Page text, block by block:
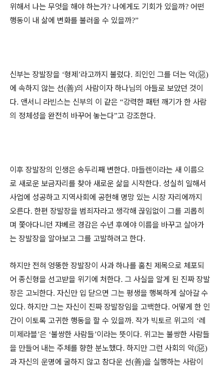
위해서 나는 무엇을 해야 하는가? 나에게도 기회가 있을까? 어떤
행동이 내 삶에 변화를 불러올 수 있을까?”
신부는 장발장을 ‘형제 ’라고까지 불렀다. 죄인인 그를 더는 악(惡)
에 속하지 않는 선(善)의 사람이자 하나님의 아들로 보았던 것이
다. 앤서니 라빈스는 신부의 이 같은 “강력한 패턴 깨기가 한 사람
의 정체성을 완전히 바꾸어 놓는다”고 강조한다.
이후 장발장의 인생은 송두리째 변한다. 마들렌이라는 새 이름으
로 새로운 보금자리를 찾아 새로운 삶을 시작한다. 성실히 일해서
사업에 성공하고 지역사회에 공헌해 명망 있는 시장 자리에까지
오른다. 한편 장발장을 범죄자라고 생각해 끊임없이 그를 괴롭히
며 쫓아다니던 쟈베르 경감은 수년 후에야 이름을 바꾸고 살아가
는 장발장을 알아보고 그를 고발하려고 한다.
하지만 전혀 엉뚱한 장발장이 사과 하나를 훔친 제목으로 체포되
어 종신형을 선고받을 위기에 처한다. 그 사실을 알게 된 진짜 장발
장은 고뇌한다. 자신만 입 닫으면 그는 평생을 행복하게 살아갈 수
있다. 하지만 그는 자신이 진짜 장발장임을 고백한다. 어떻게 한 인
간이 이토록 고귀한 행동을 할 수 있을까. 작가 빅토르 위고의 ‘레
미제라블’은 ‘불쌍한 사람들’이라는 뜻이다. 위고는 불쌍한 사람들
을 만들어 내는 주체를 향한 분노했다. 하지만 그런 사회의 악(惡)
과 자신의 운명에 굴하지 않고 참다운 선(善)을 실행하는 사람이